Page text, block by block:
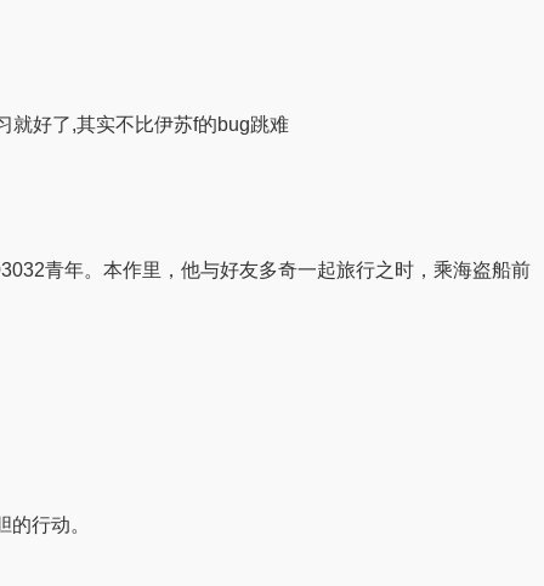
就好了,其实不比伊苏f的bug跳难
青年。本作里，他与好友多奇一起旅行之时，乘海盗船前
行动。